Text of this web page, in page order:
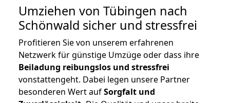
Umziehen von Tübingen nach
Schönwald sicher und stressfrei
Profitieren Sie von unserem erfahrenen
Netzwerk für günstige Umzüge oder dass ihre
Beiladung reibungslos und stressfrei
vonstattengeht. Dabei legen unsere Partner
besonderen Wert aufSorgfalt und